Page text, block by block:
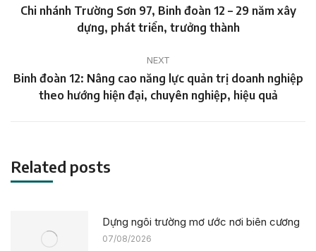
Previous
post:
Chi nhánh Trường Sơn 97, Binh đoàn 12 – 29 năm xây
dựng, phát triển, trưởng thành
NEXT
Next
post:
Binh đoàn 12: Nâng cao năng lực quản trị doanh nghiệp
theo hướng hiện đại, chuyên nghiệp, hiệu quả
Related posts
Dựng ngôi trường mơ ước nơi biên cương
07/08/2026